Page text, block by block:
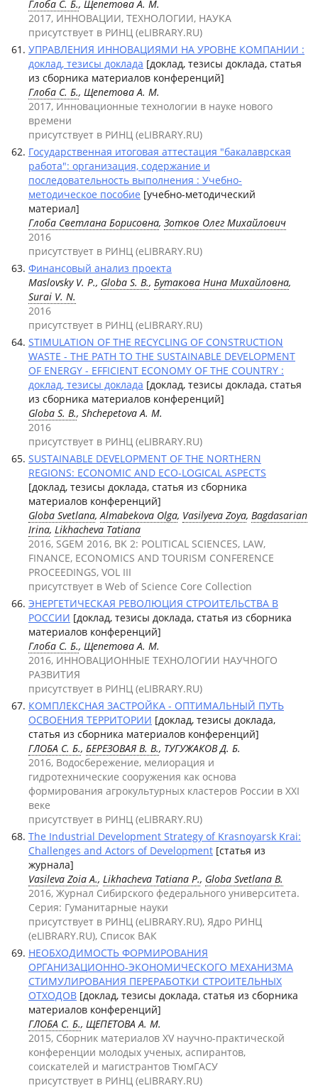
Глоба С. Б., Щепетова А. М.
2017, ИННОВАЦИИ, ТЕХНОЛОГИИ, НАУКА
присутствует в РИНЦ (eLIBRARY.RU)
УПРАВЛЕНИЯ ИННОВАЦИЯМИ НА УРОВНЕ КОМПАНИИ :
доклад, тезисы доклада [доклад, тезисы доклада, статья
из сборника материалов конференций]
Глоба С. Б., Щепетова А. М.
2017, Инновационные технологии в науке нового
времени
присутствует в РИНЦ (eLIBRARY.RU)
Государственная итоговая аттестация "бакалаврская
работа": организация, содержание и
последовательность выполнения : Учебно-
методическое пособие [учебно-методический
материал]
Глоба Светлана Борисовна, Зотков Олег Михайлович
2016
присутствует в РИНЦ (eLIBRARY.RU)
Финансовый анализ проекта
Maslovsky V. P., Globa S. B., Бутакова Нина Михайловна,
Surai V. N.
2016
присутствует в РИНЦ (eLIBRARY.RU)
STIMULATION OF THE RECYCLING OF CONSTRUCTION
WASTE - THE PATH TO THE SUSTAINABLE DEVELOPMENT
OF ENERGY - EFFICIENT ECONOMY OF THE COUNTRY :
доклад, тезисы доклада [доклад, тезисы доклада, статья
из сборника материалов конференций]
Globa S. B., Shchepetova A. M.
2016
присутствует в РИНЦ (eLIBRARY.RU)
SUSTAINABLE DEVELOPMENT OF THE NORTHERN
REGIONS: ECONOMIC AND ECO-LOGICAL ASPECTS
[доклад, тезисы доклада, статья из сборника
материалов конференций]
Globa Svetlana,Almabekova Olga, Vasilyeva Zoya, Bagdasarian
Irina, Likhacheva Tatiana
2016, SGEM 2016, BK 2: POLITICAL SCIENCES, LAW,
FINANCE, ECONOMICS AND TOURISM CONFERENCE
PROCEEDINGS, VOL III
присутствует в Web of Science Core Collection
ЭНЕРГЕТИЧЕСКАЯ РЕВОЛЮЦИЯ СТРОИТЕЛЬСТВА В
РОССИИ [доклад, тезисы доклада, статья из сборника
материалов конференций]
Глоба С. Б., Щепетова А. М.
2016, ИННОВАЦИОННЫЕ ТЕХНОЛОГИИ НАУЧНОГО
РАЗВИТИЯ
присутствует в РИНЦ (eLIBRARY.RU)
КОМПЛЕКСНАЯ ЗАСТРОЙКА - ОПТИМАЛЬНЫЙ ПУТЬ
ОСВОЕНИЯ ТЕРРИТОРИИ [доклад, тезисы доклада,
статья из сборника материалов конференций]
ГЛОБА С. Б., БЕРЕЗОВАЯ В. В., ТУГУЖАКОВ Д. Б.
2016, Водосбережение, мелиорация и
гидротехнические сооружения как основа
формирования агрокультурных кластеров России в XXI
веке
присутствует в РИНЦ (eLIBRARY.RU)
The Industrial Development Strategy of Krasnoyarsk Krai:
Challenges and Actors of Development [статья из
журнала]
Vasileva Zoia A., Likhacheva Tatiana P., Globa Svetlana B.
2016, Журнал Сибирского федерального университета.
Серия: Гуманитарные науки
присутствует в РИНЦ (eLIBRARY.RU), Ядро РИНЦ
(eLIBRARY.RU), Список ВАК
НЕОБХОДИМОСТЬ ФОРМИРОВАНИЯ
ОРГАНИЗАЦИОННО-ЭКОНОМИЧЕСКОГО МЕХАНИЗМА
СТИМУЛИРОВАНИЯ ПЕРЕРАБОТКИ СТРОИТЕЛЬНЫХ
ОТХОДОВ [доклад, тезисы доклада, статья из сборника
материалов конференций]
ГЛОБА С. Б., ЩЕПЕТОВА А. М.
2015, Сборник материалов XV научно-практической
конференции молодых ученых, аспирантов,
соискателей и магистрантов ТюмГАСУ
присутствует в РИНЦ (eLIBRARY.RU)